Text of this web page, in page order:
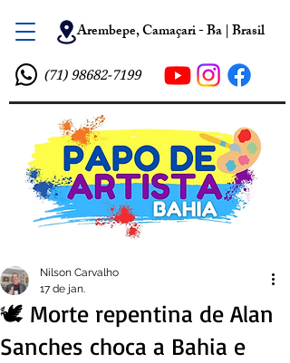
Arembepe, Camaçari - Ba | Brasil
(71) 98682-7199
🕊️ Morte repentina de Alan
Sanches choca a Bahia e
Nilson Carvalho
17 de jan.